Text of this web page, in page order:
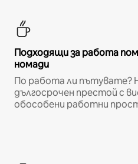
Подходящи за работа
номади
По работа ли пътувате?
дългосрочен престой с
обособени работни